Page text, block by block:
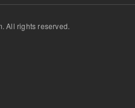
All rights reserved.